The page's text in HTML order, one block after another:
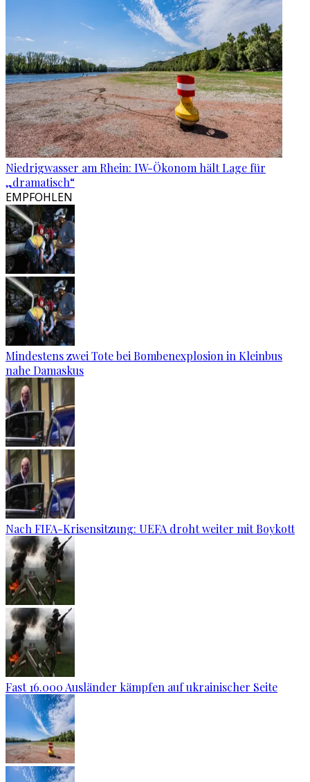
Niedrigwasser am Rhein: IW-Ökonom hält Lage für
„dramatisch“
EMPFOHLEN
Mindestens zwei Tote bei Bombenexplosion in Kleinbus
nahe Damaskus
Nach FIFA-Krisensitzung: UEFA droht weiter mit Boykott
Fast 16.000 Ausländer kämpfen auf ukrainischer Seite